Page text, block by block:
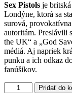
Sex Pistols je
Londýne, ktorá sa
surová,
autoritám. Preslávili
the UK“ a „God
médiá. Aj napriek
punku a ich odkaz
fanúšikov.
množstvo
SEX
Pridať do